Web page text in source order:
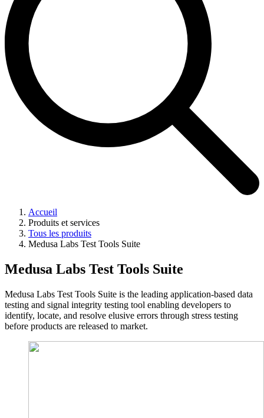
Accueil
Produits et services
Tous les produits
Medusa Labs Test Tools Suite
Medusa Labs Test Tools Suite
Medusa Labs Test Tools Suite is the leading application-based data
testing and signal integrity testing tool enabling developers to
identify, locate, and resolve elusive errors through stress testing
before products are released to market.